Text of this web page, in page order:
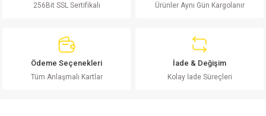
Ürün resmi kalitesiz, bozuk veya görüntülenemiyor.
Ürün bilgilerinde hatalar bulunuyor.
Bu ürüne benzer farklı alternatifler olmalı.
256Bit SSL Sertifikalı Ürünler Aynı Gün Kargolanır
Ödeme Seçenekleri
Tüm Anlaşmalı Kartlar
İade & Değişim
Kolay İade Süreçleri